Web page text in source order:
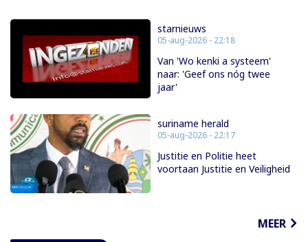
starnieuws
05-aug-2026 - 22:18
Van 'Wo kenki a systeem'
naar: 'Geef ons nóg twee
jaar'
suriname herald
05-aug-2026 - 22:17
Justitie en Politie heet
voortaan Justitie en Veiligheid
MEER